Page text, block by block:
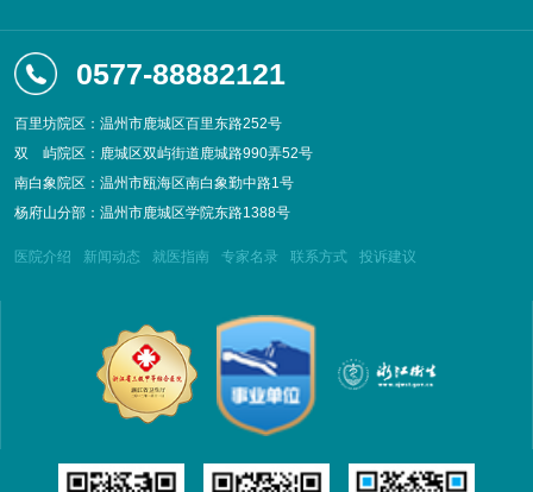
0577-88882121
百里坊院区：温州市鹿城区百里东路252号
双
屿院区：鹿城区双屿街道鹿城路990弄52号
南白象院区：温州市瓯海区南白象勤中路1号
杨府山分部：温州市鹿城区学院东路1388号
医院介绍 新闻动态 就医指南 专家名录 联系方式 投诉建议